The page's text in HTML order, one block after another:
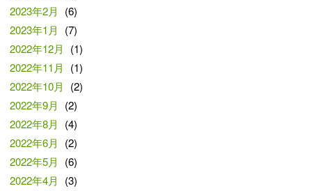
2023年2月
(6)
2023年1月
(7)
2022年12月
(1)
2022年11月
(1)
2022年10月
(2)
2022年9月
(2)
2022年8月
(4)
2022年6月
(2)
2022年5月
(6)
2022年4月
(3)